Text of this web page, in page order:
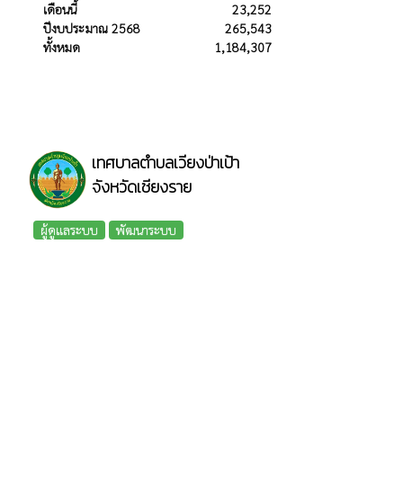
เดือนนี้
23,252
ปีงบประมาณ 2568
265,543
ทั้งหมด
1,184,307
เทศบาลตำบลเวียงป่าเป้า
จังหวัดเชียงราย
ผู้ดูแลระบบ พัฒนาระบบ